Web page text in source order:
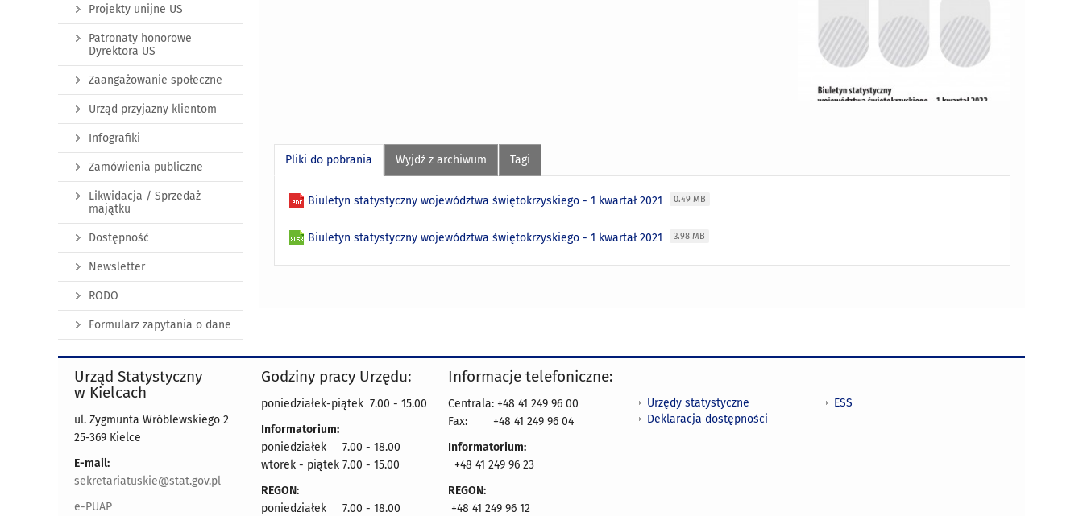
Pliki do pobrania Wyjdź z archiwum Tagi
Biuletyn statystyczny województwa świętokrzyskiego - 1 kwartał 2021 0.49 MB
Biuletyn statystyczny województwa świętokrzyskiego - 1 kwartał 2021 3.98 MB
Projekty unijne US
Patronaty honorowe
Dyrektora US
Zaangażowanie społeczne
Urząd przyjazny klientom
Infografiki
Zamówienia publiczne
Likwidacja / Sprzedaż
majątku
Dostępność
Newsletter
RODO
Formularz zapytania o dane
Urząd Statystyczny
w Kielcach
ul. Zygmunta Wróblewskiego 2
25-369 Kielce
E-mail:
sekretariatuskie@stat.gov.pl
e-PUAP
Godziny pracy Urzędu:
poniedziałek-piątek 7.00 - 15.00
Informatorium:
poniedziałek 7.00 - 18.00
wtorek - piątek 7.00 - 15.00
REGON:
poniedziałek 7.00 - 18.00
Informacje telefoniczne:
Centrala: +48 41 249 96 00
Fax:
+48 41 249 96 04
Informatorium:
+48 41 249 96 23
REGON:
+48 41 249 96 12
Urzędy statystyczne
Deklaracja dostępności
ESS